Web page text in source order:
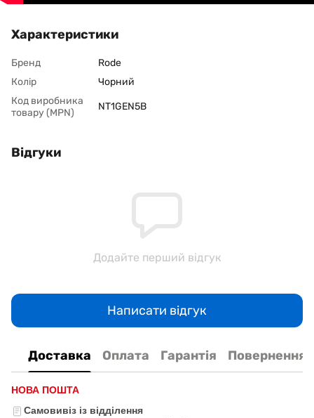
Характеристики
Бренд
Rode
Колір
Чорний
Код виробника
товару (MPN)
NT1GEN5B
Відгуки
Додайте перший відгук
Написати відгук
Доставка Оплата Гарантія Повернення
НОВА ПОШТА
Самовивіз із відділення